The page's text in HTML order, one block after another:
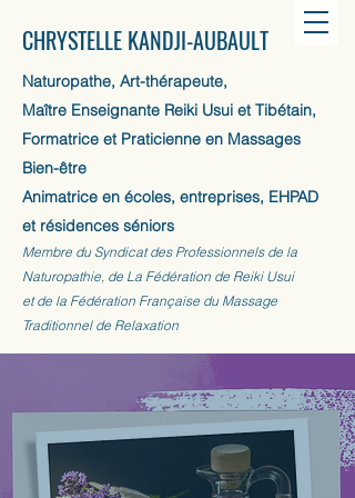
CHRYSTELLE KANDJI-AUBAULT
Naturopathe, Art-thérapeute,
Maître Enseignante Reiki Usui et Tibétain,
Formatrice et Praticienne en Massages
Bien-être
Animatrice en écoles, entreprises, EHPAD
et résidences séniors
Membre du Syndicat des Professionnels de la
Naturopathie, de La Fédération de Reiki Usui
et de la Fédération Française du Massage
Traditionnel de Relaxation